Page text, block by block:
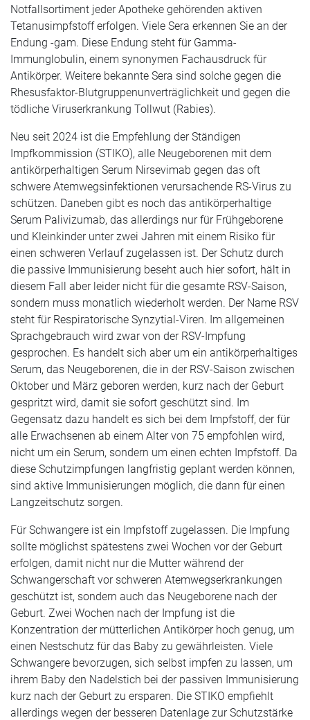
Notfallsortiment jeder Apotheke gehörenden aktiven
Tetanusimpfstoff erfolgen. Viele Sera erkennen Sie an der
Endung -gam. Diese Endung steht für Gamma-
Immunglobulin, einem synonymen Fachausdruck für
Antikörper. Weitere bekannte Sera sind solche gegen die
Rhesusfaktor-Blutgruppenunverträglichkeit und gegen die
tödliche Viruserkrankung Tollwut (Rabies).
Neu seit 2024 ist die Empfehlung der Ständigen
Impfkommission (STIKO), alle Neugeborenen mit dem
antikörperhaltigen Serum Nirsevimab gegen das oft
schwere Atemwegsinfektionen verursachende RS-Virus zu
schützen. Daneben gibt es noch das antikörperhaltige
Serum Palivizumab, das allerdings nur für Frühgeborene
und Kleinkinder unter zwei Jahren mit einem Risiko für
einen schweren Verlauf zugelassen ist. Der Schutz durch
die passive Immunisierung beseht auch hier sofort, hält in
diesem Fall aber leider nicht für die gesamte RSV-Saison,
sondern muss monatlich wiederholt werden. Der Name RSV
steht für Respiratorische Synzytial-Viren. Im allgemeinen
Sprachgebrauch wird zwar von der RSV-Impfung
gesprochen. Es handelt sich aber um ein antikörperhaltiges
Serum, das Neugeborenen, die in der RSV-Saison zwischen
Oktober und März geboren werden, kurz nach der Geburt
gespritzt wird, damit sie sofort geschützt sind. Im
Gegensatz dazu handelt es sich bei dem Impfstoff, der für
alle Erwachsenen ab einem Alter von 75 empfohlen wird,
nicht um ein Serum, sondern um einen echten Impfstoff. Da
diese Schutzimpfungen langfristig geplant werden können,
sind aktive Immunisierungen möglich, die dann für einen
Langzeitschutz sorgen.
Für Schwangere ist ein Impfstoff zugelassen. Die Impfung
sollte möglichst spätestens zwei Wochen vor der Geburt
erfolgen, damit nicht nur die Mutter während der
Schwangerschaft vor schweren Atemwegserkrankungen
geschützt ist, sondern auch das Neugeborene nach der
Geburt. Zwei Wochen nach der Impfung ist die
Konzentration der mütterlichen Antikörper hoch genug, um
einen Nestschutz für das Baby zu gewährleisten. Viele
Schwangere bevorzugen, sich selbst impfen zu lassen, um
ihrem Baby den Nadelstich bei der passiven Immunisierung
kurz nach der Geburt zu ersparen. Die STIKO empfiehlt
allerdings wegen der besseren Datenlage zur Schutzstärke